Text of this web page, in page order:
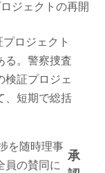
ジェクトの再開
ロジェクト
る。警察捜査
検証プロジェ
、短期で総括
を随時理事
員の賛同に
承